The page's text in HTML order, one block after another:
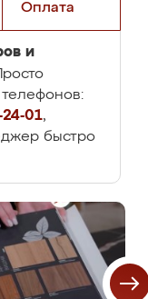
Оплата
и
24-01,
быстро